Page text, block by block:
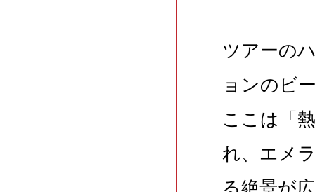
ツアーの
ョンのビ
ここは「
れ、エメ
る絶景が